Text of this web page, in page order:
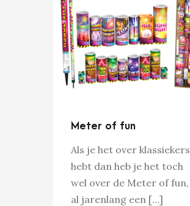
Meter of fun
Als je het over klassiekers
hebt dan heb je het toch
wel over de Meter of fun,
al jarenlang een […]